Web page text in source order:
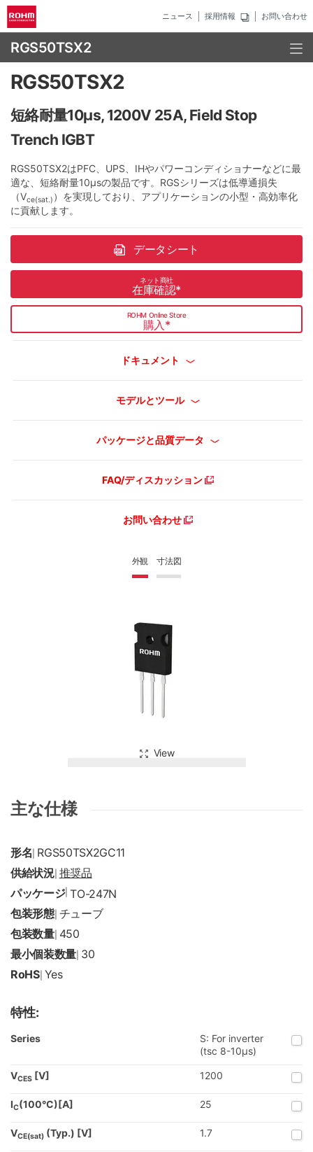
ニュース 採用情報 お問い合わせ
RGS50TSX2
外観 寸法図
View
RGS50TSX2
短絡耐量10µs, 1200V 25A, Field Stop
Trench IGBT
RGS50TSX2はPFC、UPS、IHやパワーコンディショナーなどに最
適な、短絡耐量10µsの製品です。RGSシリーズは低導通損失
（Vce(sat.) ）を実現しており、アプリケーションの小型・高効率化
に貢献します。
データシート
ネット商社
在庫確認*
ROHM Online Store
購入*
ドキュメント
モデルとツール
パッケージと品質データ
FAQ/ディスカッション
お問い合わせ
主な仕様
形名 RGS50TSX2GC11
供給状況| 推奨品
パッケージ|TO-247N
包装形態| チューブ
包装数量| 450
最小個装数量 30
RoHS| Yes
特性:
Series
S: For inverter
(tsc 8-10µs)
VCES [V] 1200
IC(100°C)[A] 25
VCE(sat) (Typ.) [V] 1.7